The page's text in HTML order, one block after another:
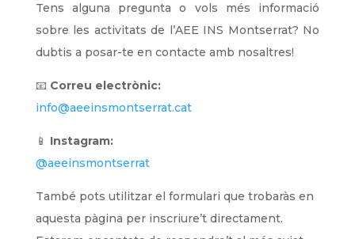
Tens alguna pregunta o vols més informació
sobre les activitats de l’AEE INS Montserrat? No
dubtis a posar-te en contacte amb nosaltres!
📧 Correu electrònic:
info@aeeinsmontserrat.cat
📱 Instagram:
@aeeinsmontserrat
També pots utilitzar el formulari que trobaràs en
aquesta pàgina per inscriure’t directament.